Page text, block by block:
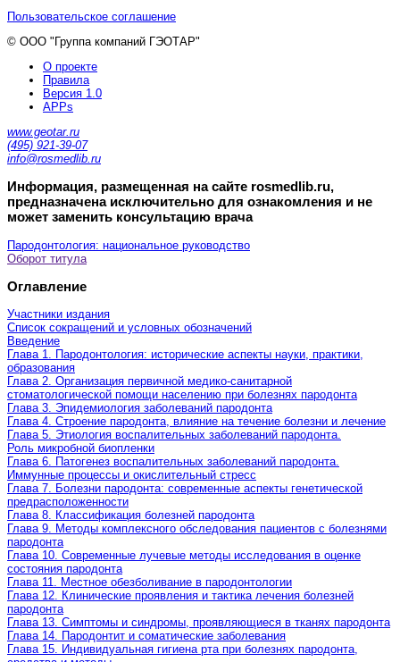
Пользовательское соглашение
© ООО "Группа компаний ГЭОТАР"
О проекте
Правила
Версия 1.0
APPs
www.geotar.ru
(495) 921-39-07
info@rosmedlib.ru
Информация, размещенная на сайте rosmedlib.ru,
предназначена исключительно для ознакомления и не
может заменить консультацию врача
Пародонтология: национальное руководство
Оборот титула
Оглавление
Участники издания
Список сокращений и условных обозначений
Введение
Глава 1. Пародонтология: исторические аспекты науки, практики,
образования
Глава 2. Организация первичной медико-санитарной
стоматологической помощи населению при болезнях пародонта
Глава 3. Эпидемиология заболеваний пародонта
Глава 4. Строение пародонта, влияние на течение болезни и лечение
Глава 5. Этиология воспалительных заболеваний пародонта.
Роль микробной биопленки
Глава 6. Патогенез воспалительных заболеваний пародонта.
Иммунные процессы и окислительный стресс
Глава 7. Болезни пародонта: современные аспекты генетической
предрасположенности
Глава 8. Классификация болезней пародонта
Глава 9. Методы комплексного обследования пациентов с болезнями
пародонта
Глава 10. Современные лучевые методы исследования в оценке
состояния пародонта
Глава 11. Местное обезболивание в пародонтологии
Глава 12. Клинические проявления и тактика лечения болезней
пародонта
Глава 13. Симптомы и синдромы, проявляющиеся в тканях пародонта
Глава 14. Пародонтит и соматические заболевания
Глава 15. Индивидуальная гигиена рта при болезнях пародонта,